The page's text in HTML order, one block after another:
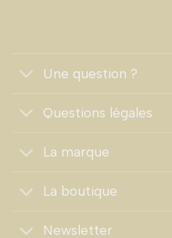
Une question ?
Questions légales
La marque
La boutique
Newsletter